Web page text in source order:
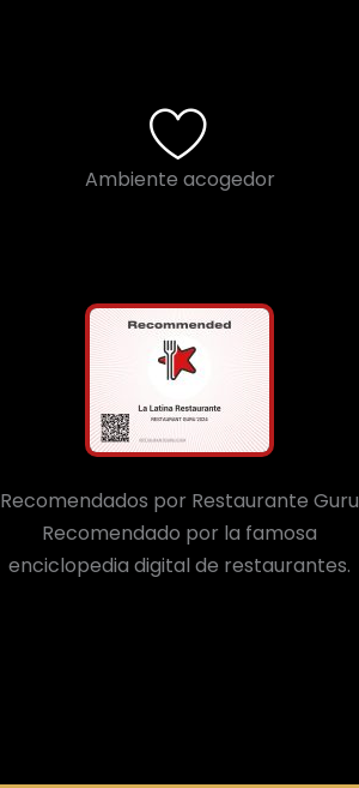
Ambiente acogedor
Recomendados por Restaurante Guru
Recomendado por la famosa
enciclopedia digital de restaurantes.